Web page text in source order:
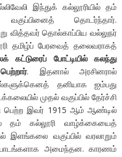
இந்துக் கல்லூரியில் தம்
தொடர்ந்தார்.
வித்தவர் தொல்காப்பிய வல்லுநர்
தமிழ்ப் பேரவைத் தலைவராகத்
கட்டுரைப் போட்டியில் கலந்து
. இதனால் அரசினரால்
தனியாக ஐம்பது
முதல் வகுப்பில் தேர்ச்சி
பெற்ற இவர் 1915 ஆம் ஆண்டில்
தம் கல்லூரி வாழ்க்கையைத்
இளங்கலை வகுப்பில் வரலாறும்
பாடங்களாக அமைந்தன. காரணம்